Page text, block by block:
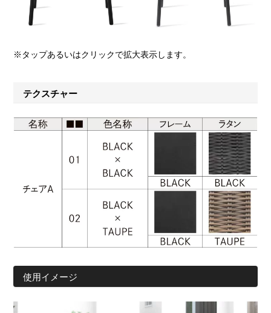
※タップあるいはクリックで拡大表示します。
テクスチャー
使用イメージ